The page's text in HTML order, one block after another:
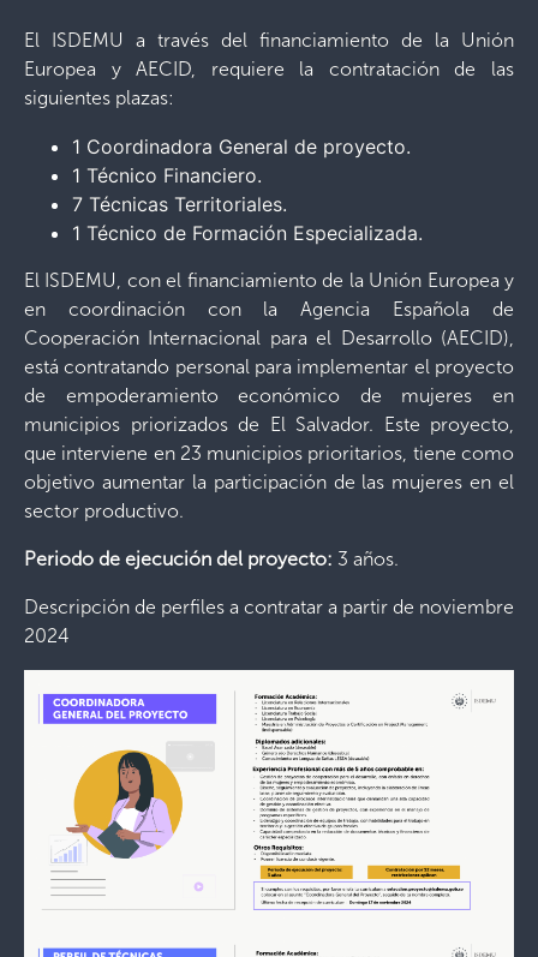
El ISDEMU a través del financiamiento de la Unión
Europea y AECID, requiere la contratación de las
siguientes plazas:
1 Coordinadora General de proyecto.
1 Técnico Financiero.
7 Técnicas Territoriales.
1 Técnico de Formación Especializada.
El ISDEMU, con el financiamiento de la Unión Europea y
en coordinación con la Agencia Española de
Cooperación Internacional para el Desarrollo (AECID),
está contratando personal para implementar el proyecto
de empoderamiento económico de mujeres en
municipios priorizados de El Salvador. Este proyecto,
que interviene en 23 municipios prioritarios, tiene como
objetivo aumentar la participación de las mujeres en el
sector productivo.
Periodo de ejecución del proyecto: 3 años.
Descripción de perfiles a contratar a partir de noviembre
2024